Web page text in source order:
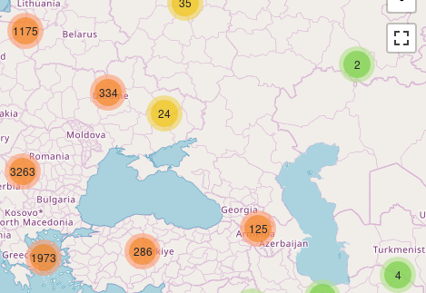
2
4
125
286
24
334
1175
3263
1973